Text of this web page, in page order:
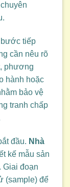
bước tiếp
cần nêu rõ
phương
hành hoặc
bảo vệ
tranh chấp
đầu. Nhà
kế mẫu sản
Giai đoạn
(sample) để